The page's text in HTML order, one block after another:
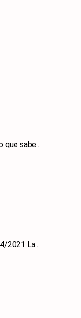
que sabe...
2021 La...